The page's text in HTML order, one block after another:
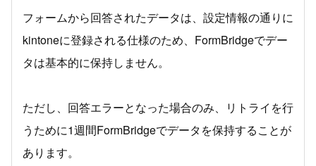
フォームから回答されたデータは、設定情報の通りに
kintoneに登録される仕様のため、FormBridgeでデー
タは基本的に保持しません。
ただし、回答エラーとなった場合のみ、リトライを行
うために1週間FormBridgeでデータを保持することが
あります。